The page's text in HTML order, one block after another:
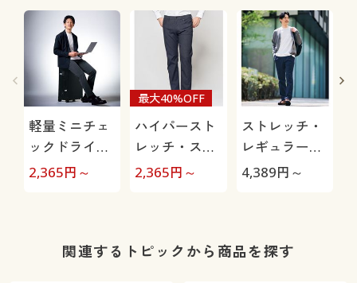
軽量ミニチェ
ックドライイ
ージーパンツ
2,365円～
ハイパースト
レッチ・スト
レートシルエ
最大40%OFF
2,365円～
ストレッチ・
レギュラーフ
ィットツータ
4,389円～
関連するトピックから商品を探す